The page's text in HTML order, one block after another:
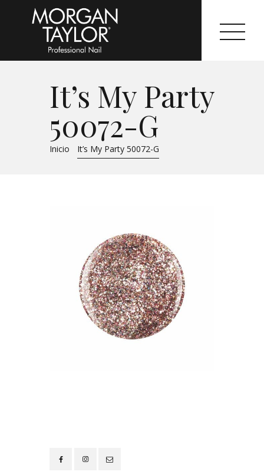
It’s My Party
50072-G
Inicio It’s My Party 50072-G
Morgan Taylor®
Sistemas Profesionales
Cartas de Color
Tutoriales
Contacto